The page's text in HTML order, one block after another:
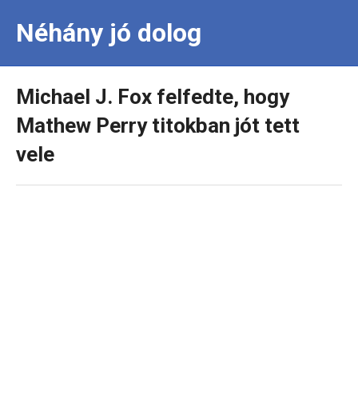
Néhány jó dolog
Michael J. Fox felfedte, hogy
Mathew Perry titokban jót tett
vele